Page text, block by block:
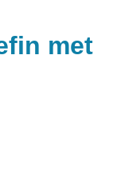
met